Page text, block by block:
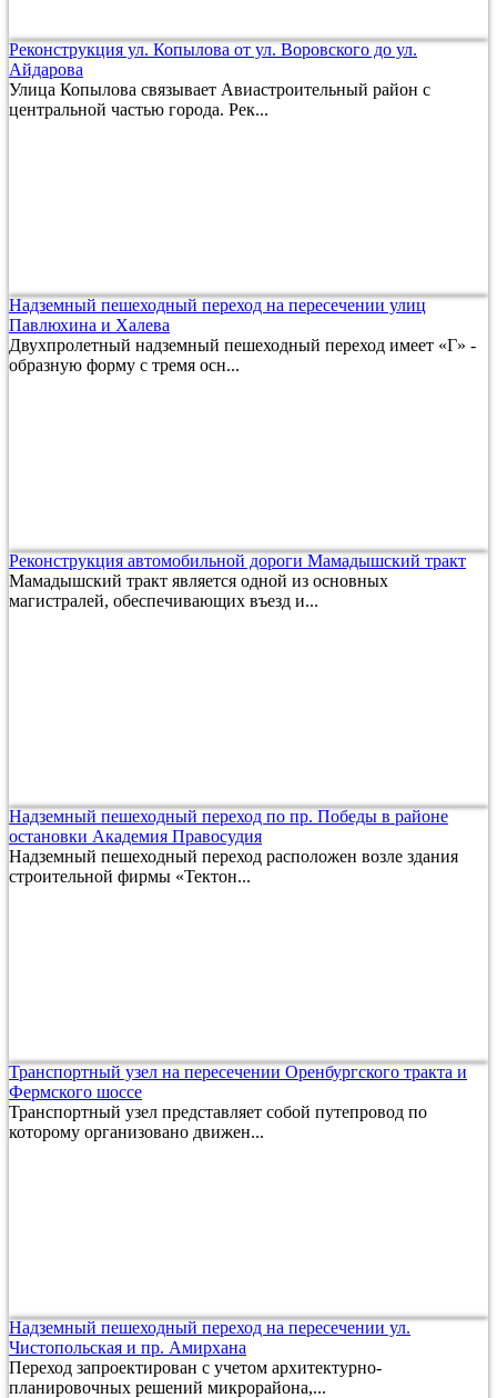
Реконструкция ул. Копылова от ул. Воровского до ул.
Айдарова
Улица Копылова связывает Авиастроительный район с
центральной частью города. Рек...
Надземный пешеходный переход на пересечении улиц
Павлюхина и Халева
Двухпролетный надземный пешеходный переход имеет «Г» -
образную форму с тремя осн...
Реконструкция автомобильной дороги Мамадышский тракт
Мамадышский тракт является одной из основных
магистралей, обеспечивающих въезд и...
Надземный пешеходный переход по пр. Победы в районе
остановки Академия Правосудия
Надземный пешеходный переход расположен возле здания
строительной фирмы «Тектон...
Транспортный узел на пересечении Оренбургского тракта и
Фермского шоссе
Транспортный узел представляет собой путепровод по
которому организовано движен...
Надземный пешеходный переход на пересечении ул.
Чистопольская и пр. Амирхана
Переход запроектирован с учетом архитектурно-
планировочных решений микрорайона,...